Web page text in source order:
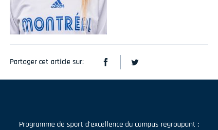
Partager cet article sur:
Programme de sport d'excellence du campus regroupant :